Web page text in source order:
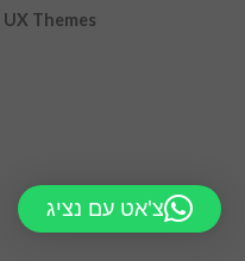
UX Themes
צ'אט עם נציג